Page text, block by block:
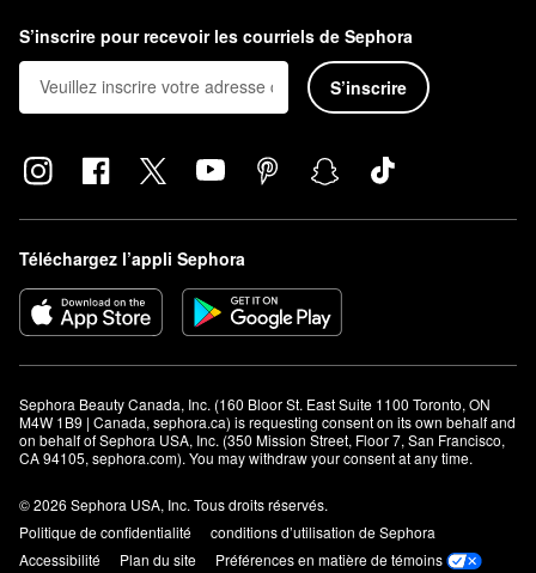
S’inscrire pour recevoir les courriels de Sephora
S’inscrire
Téléchargez l’appli Sephora
Sephora Beauty Canada, Inc. (160 Bloor St. East Suite 1100 Toronto, ON
M4W 1B9 | Canada, sephora.ca) is requesting consent on its own behalf and
on behalf of Sephora USA, Inc. (350 Mission Street, Floor 7, San Francisco,
CA 94105, sephora.com). You may withdraw your consent at any time.
© 2026 Sephora USA, Inc. Tous droits réservés.
Politique de confidentialité
conditions d’utilisation de Sephora
Accessibilité
Plan du site Préférences en matière de témoins